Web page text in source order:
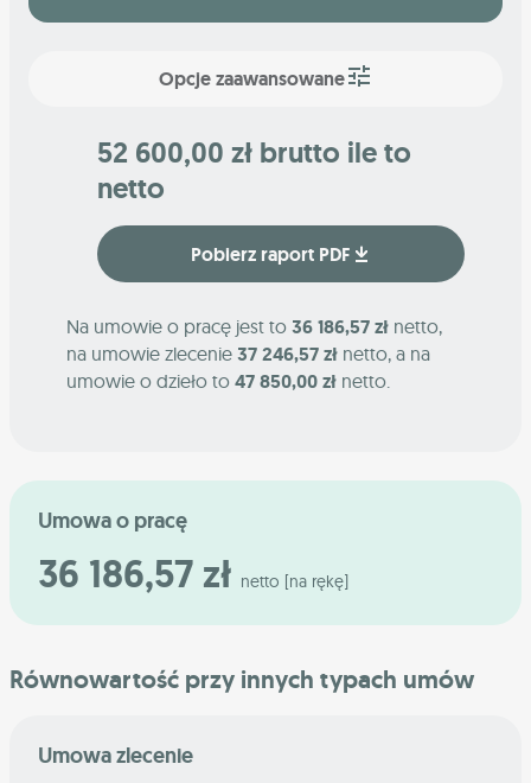
Opcje zaawansowane
52 600,00 zł brutto ile to
netto
Pobierz raport PDF
Na umowie o pracę jest to 36 186,57 zł netto,
na umowie zlecenie 37 246,57 zł netto, a na
umowie o dzieło to 47 850,00 zł netto.
Umowa o pracę
36 186,57 zł netto [na rękę]
Równowartość przy innych typach umów
Umowa zlecenie